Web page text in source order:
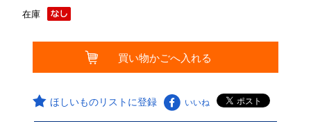
在庫
ほしいものリストに登録 いいね